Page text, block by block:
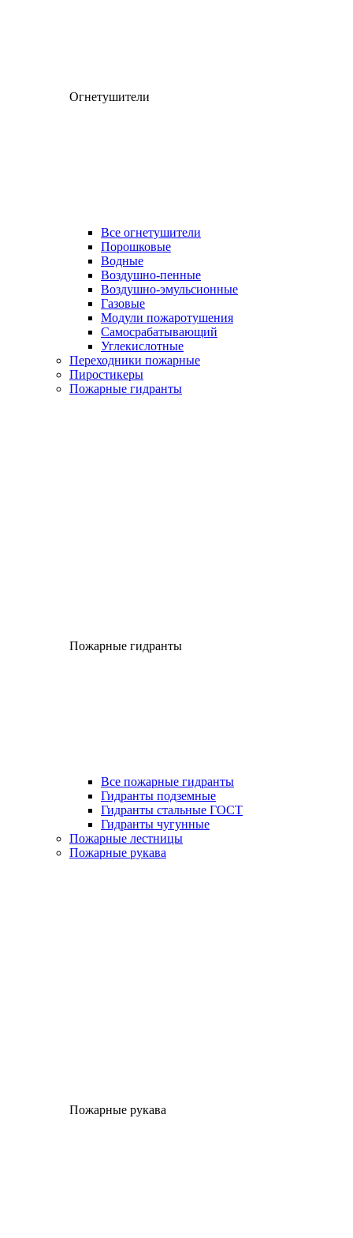
Огнетушители
Все огнетушители
Порошковые
Водные
Воздушно-пенные
Воздушно-эмульсионные
Газовые
Модули пожаротушения
Самосрабатывающий
Углекислотные
Переходники пожарные
Пиростикеры
Пожарные гидранты
Пожарные гидранты
Все пожарные гидранты
Гидранты подземные
Гидранты стальные ГОСТ
Гидранты чугунные
Пожарные лестницы
Пожарные рукава
Пожарные рукава